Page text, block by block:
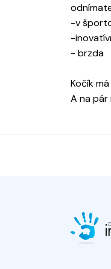
-v
-
- brzda
Kočík
A na